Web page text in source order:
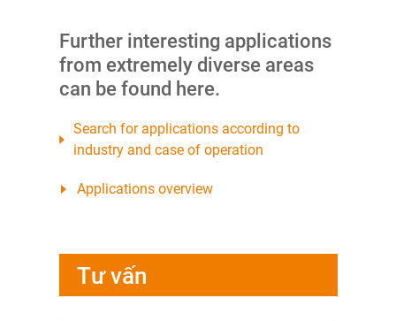
Further interesting applications
from extremely diverse areas
can be found here.
Search for applications according to
industry and case of operation
Applications overview
Tư vấn